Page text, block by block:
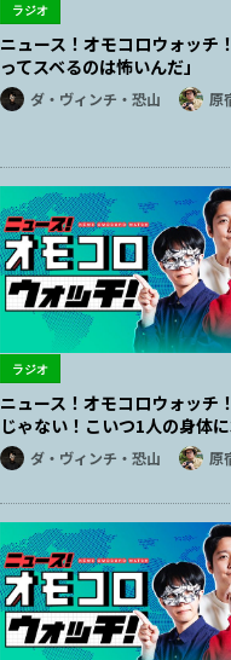
ラジオ
ニュース！オモコロウォッチ
ってスベるのは怖いんだ」
ダ・ヴィンチ・恐山 原
ラジオ
ニュース！オモコロウォッチ
じゃない！こいつ1人の身体に
ダ・ヴィンチ・恐山 原